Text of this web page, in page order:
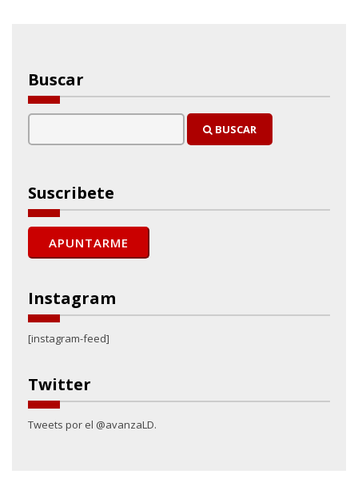
Buscar
BUSCAR
Suscribete
Instagram
[instagram-feed]
Twitter
Tweets por el @avanzaLD.